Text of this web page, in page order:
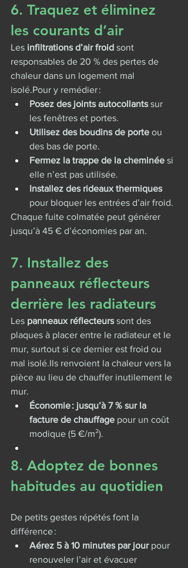
6. Traquez et éliminez
les courants d’air
Les infiltrations d’air froid sont
responsables de 20 % des pertes de
chaleur dans un logement mal
isolé.Pour y remédier :
Posez des joints autocollants sur
les fenêtres et portes.
Utilisez des boudins de porte ou
des bas de porte.
Fermez la trappe de la cheminée si
elle n’est pas utilisée.
Installez des rideaux thermiques
pour bloquer les entrées d’air froid.
Chaque fuite colmatée peut générer
jusqu’à 45 € d’économies par an.
7. Installez des
panneaux réflecteurs
derrière les radiateurs
Les panneaux réflecteurs sont des
plaques à placer entre le radiateur et le
mur, surtout si ce dernier est froid ou
mal isolé.Ils renvoient la chaleur vers la
pièce au lieu de chauffer inutilement le
mur.
Économie : jusqu’à 7 % sur la
facture de chauffage pour un coût
modique (5 €/m²).
8. Adoptez de bonnes
habitudes au quotidien
De petits gestes répétés font la
différence :
Aérez 5 à 10 minutes par jour pour
renouveler l’air et évacuer